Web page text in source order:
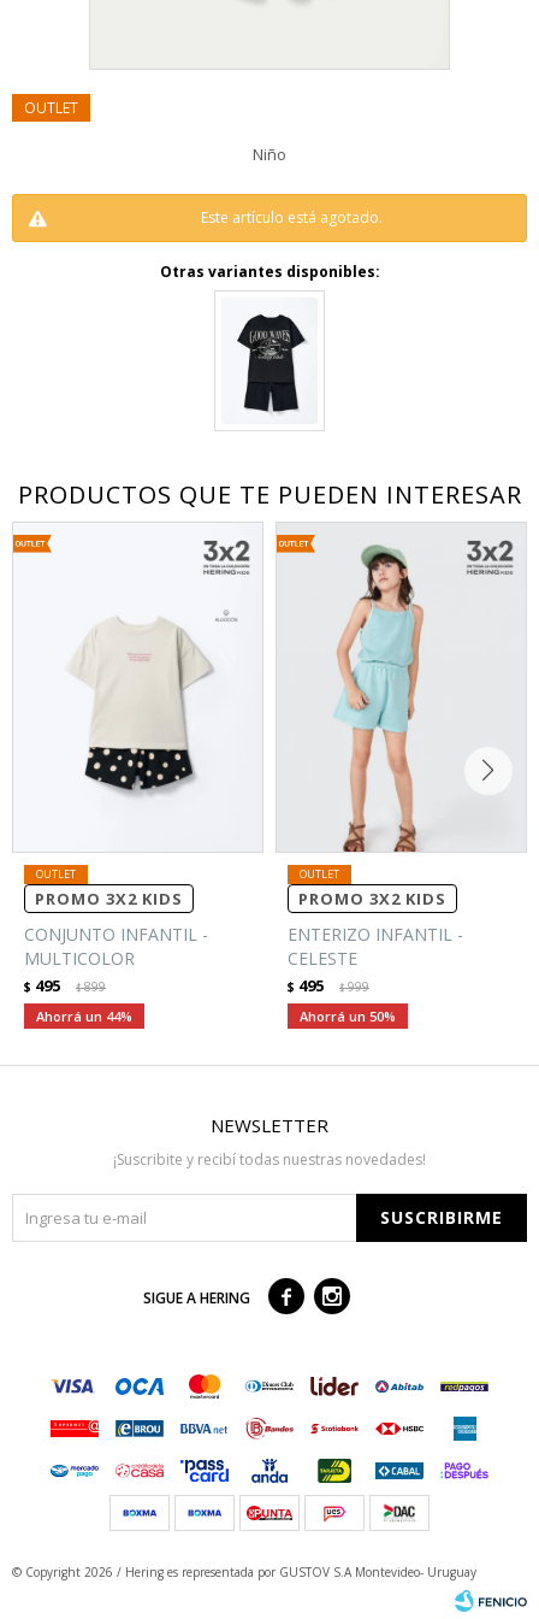
Niño
Este artículo está agotado.
Otras variantes disponibles:
PRODUCTOS QUE TE PUEDEN INTERESAR
PROMO 3X2 KIDS
CONJUNTO INFANTIL -
MULTICOLOR
$ 495 $899
44
PROMO 3X2 KIDS
ENTERIZO INFANTIL -
CELESTE
$ 495 $999
50
NEWSLETTER
¡Suscribite y recibí todas nuestras novedades!
SUSCRIBIRME
SIGUE A HERING  
© Copyright 2026 / Hering es representada por GUSTOV S.A Montevideo- Uruguay